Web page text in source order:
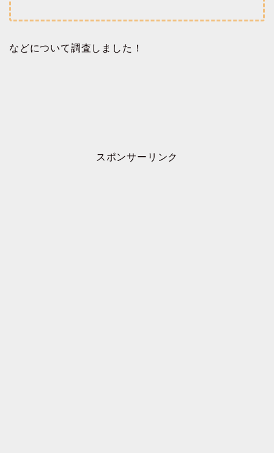
などについて調査しました！
スポンサーリンク